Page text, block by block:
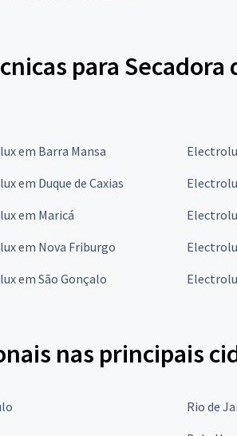
para
em Barra Mansa
em Duque de Caxias
em Maricá
em Nova Friburgo
em São Gonçalo
nas principais
Rio de